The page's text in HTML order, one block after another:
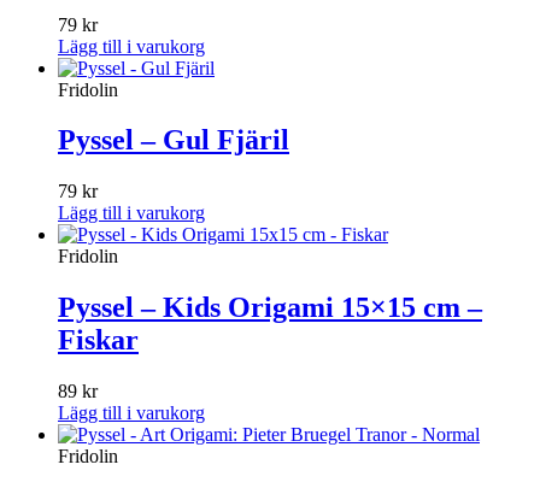
79 kr
Lägg till i varukorg
Fridolin
Pyssel – Gul Fjäril
79 kr
Lägg till i varukorg
Fridolin
Pyssel – Kids Origami 15×15 cm –
Fiskar
89 kr
Lägg till i varukorg
Fridolin